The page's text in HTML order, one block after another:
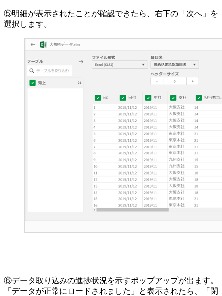
⑤明細が表示されたことが確認できたら、右下の「次へ」を
選択します。
⑥データ取り込みの進捗状況を示すポップアップが出ます。
「データが正常にロードされました」と表示されたら、「閉